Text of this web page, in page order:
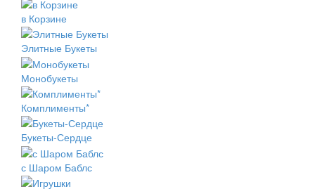
в Корзине
Элитные Букеты
Монобукеты
Комплименты*
Букеты-Сердце
с Шаром Баблс